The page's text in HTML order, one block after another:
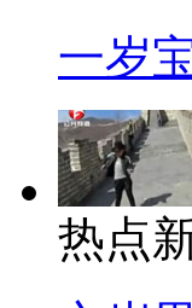
一岁
热点